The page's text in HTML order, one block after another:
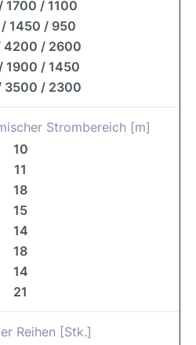
1700 / 1100
1450 / 950
4200 / 2600
1900 / 1450
3500 / 2300
Strombereich [m]
10
11
18
15
14
18
14
21
Reihen [Stk.]